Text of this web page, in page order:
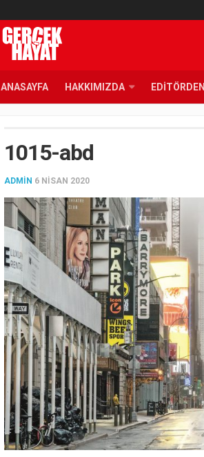
ANASAYFA HAKKIMIZDA EDITÖRDEN
1015-abd
ADMIN 6 NISAN 2020